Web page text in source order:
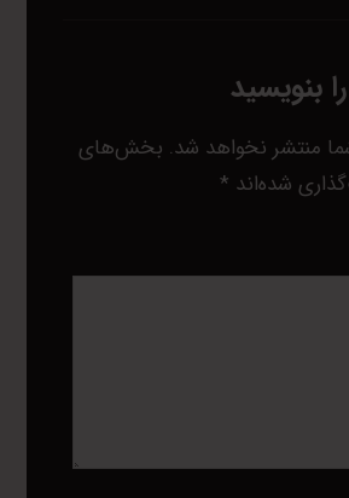
بنویسید
منتشر نخواهد شد. بخش‌های
شده‌اند *